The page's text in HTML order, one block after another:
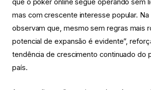
que o poker online segue operando sem
mas com crescente interesse popular. Na
observam que, mesmo sem regras mais
potencial de expansão é evidente”,
tendência de crescimento continuado do
país.